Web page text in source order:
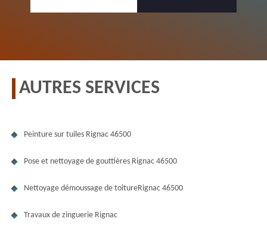
AUTRES SERVICES
Peinture sur tuiles Rignac 46500
Pose et nettoyage de gouttières Rignac 46500
Nettoyage démoussage de toitureRignac 46500
Travaux de zinguerie Rignac